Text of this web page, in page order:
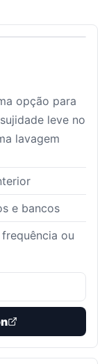
opção para
leve no
lavagem
e bancos
ou